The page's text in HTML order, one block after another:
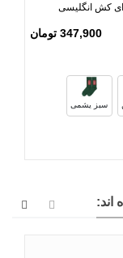
کش انگلیسی
347,900 تومان
سبز یشمی
اند: